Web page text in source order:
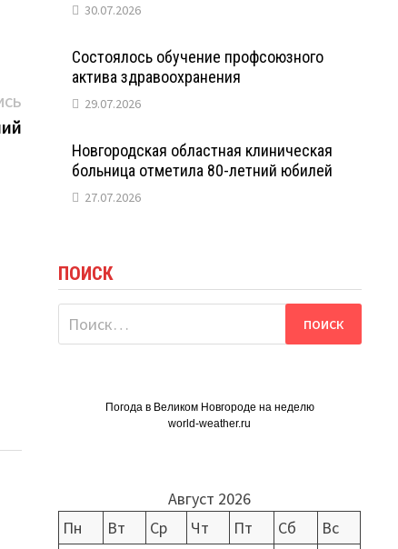
Следующая
запись:
30.07.2026
Состоялось обучение профсоюзного
актива здравоохранения
29.07.2026
Новгородская областная клиническая
больница отметила 80-летний юбилей
27.07.2026
ПОИСК
Найти:
Погода в Великом Новгороде на неделю
world-weather.ru
Август 2026
Пн
Вт Ср Чт Пт Сб
Вс